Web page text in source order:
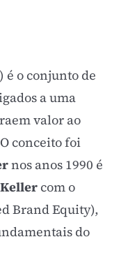
o conjunto de
a uma
valor ao
conceito foi
nos anos 1990 é
com o
Brand Equity),
do